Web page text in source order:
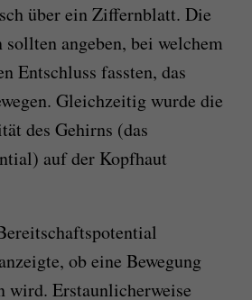
über ein Ziffernblatt. Die
sollten angeben, bei welchem
Entschluss fassten, das
Gleichzeitig wurde die
des Gehirns (das
auf der Kopfhaut
ob eine Bewegung
wird. Erstaunlicherweise